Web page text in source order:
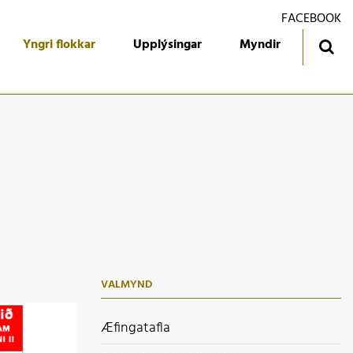
Yngri flokkar Upplýsingar Myndir
FACEBOOK
VALMYND
Æfingatafla